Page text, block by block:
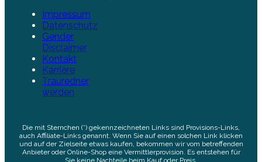
Impressum
Datenschutz
Gender
Disclaimer
Kontakt
Karriere
Trauredner
werden
Die mit Sternchen (*) gekennzeichneten Links sind Provisions-Links,
auch Affiliate-Links genannt. Wenn Sie auf einen solchen Link klicken
und auf der Zielseite etwas kaufen, bekommen wir vom betreffenden
Anbieter oder Online-Shop eine Vermittlerprovision. Es entstehen für
Sie keine Nachteile beim Kauf oder Preis.